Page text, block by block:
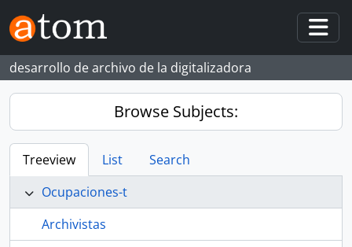
Skip to main content
desarrollo de archivo de la digitalizadora
Browse Subjects:
Treeview List
Search
Ocupaciones-t
Archivistas